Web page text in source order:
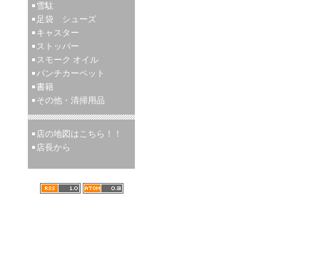
雪駄
足袋 シューズ
キャスター
ストッパー
スモーク オイル
パンチカーペット
書籍
その他・清掃用品
店の地図はこちら！！
店長から